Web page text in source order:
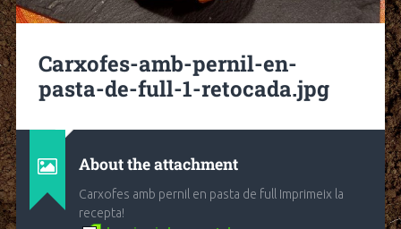
Carxofes-amb-pernil-en-
pasta-de-full-1-retocada.jpg
About the attachment
Carxofes amb pernil en pasta de full Imprimeix la
recepta!